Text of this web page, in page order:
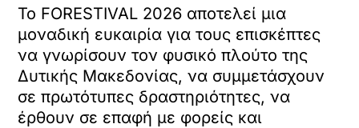
Το FORESTIVAL 2026 αποτελεί μια
μοναδική ευκαιρία για τους επισκέπτες
να γνωρίσουν τον φυσικό πλούτο της
Δυτικής Μακεδονίας, να συμμετάσχουν
σε πρωτότυπες δραστηριότητες, να
έρθουν σε επαφή με φορείς και